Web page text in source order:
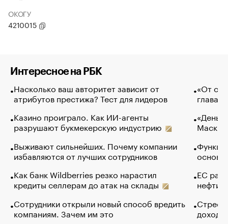
ОКОГУ
4210015
Интересное на РБК
Насколько ваш авторитет зависит от
атрибутов престижа? Тест для лидеров
Казино проиграло. Как ИИ-агенты
разрушают букмекерскую индустрию
Выживают сильнейших. Почему компании
избавляются от лучших сотрудников
Как банк Wildberries резко нарастил
кредиты селлерам до атак на склады
Сотрудники открыли новый способ вредить
компаниям. Зачем им это
«От
глава
Маск в
основ
ЕС
нефти